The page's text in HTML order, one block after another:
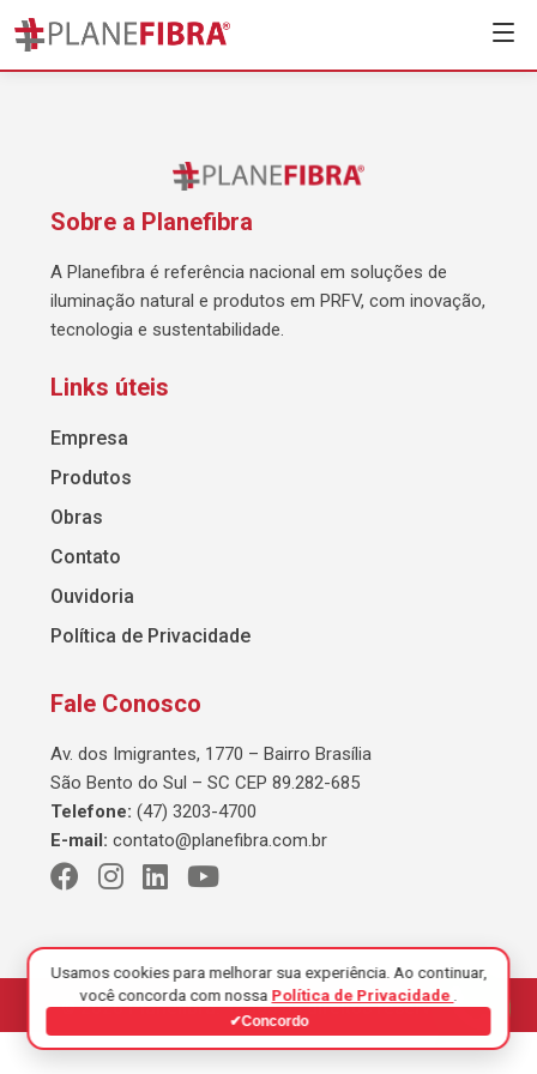
Sobre a Planefibra
A Planefibra é referência nacional em soluções de
iluminação natural e produtos em PRFV, com inovação,
tecnologia e sustentabilidade.
Links úteis
Empresa
Produtos
Obras
Contato
Ouvidoria
Política de Privacidade
Fale Conosco
Av. dos Imigrantes, 1770 – Bairro Brasília
São Bento do Sul – SC CEP 89.282-685
Telefone: (47) 3203-4700
E-mail: contato@planefibra.com.br
© 2026 Planefibra. Todos os direitos reservados.
Usamos cookies para melhorar sua experiência. Ao continuar,
você concorda com nossa Política de Privacidade
✔Concordo